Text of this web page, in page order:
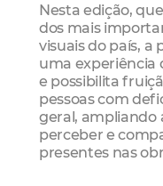
Nesta edição,
dos mais
visuais do país,
uma experiência
e possibilita
pessoas com
geral, ampliando
perceber e
presentes nas